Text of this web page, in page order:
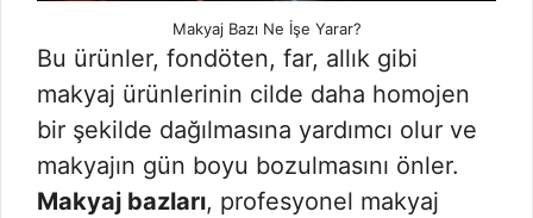
Makyaj Bazı Ne İşe Yarar?
Bu ürünler, fondöten, far, allık gibi
makyaj ürünlerinin cilde daha homojen
bir şekilde dağılmasına yardımcı olur ve
makyajın gün boyu bozulmasını önler.
Makyaj bazları, profesyonel makyaj